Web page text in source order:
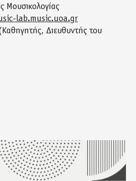
Μουσικολογίας
lab.music.uoa.gr
Διευθυντής του